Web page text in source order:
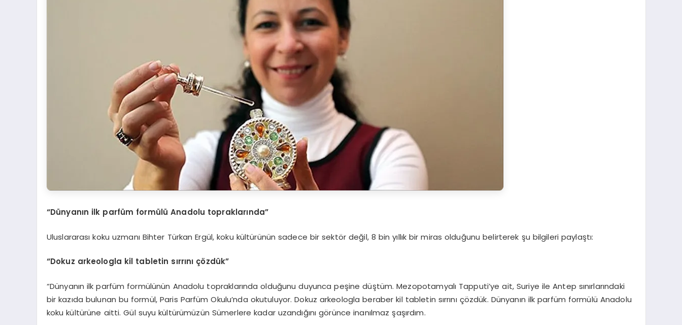
“Dünyanın ilk parfüm formülü Anadolu topraklarında”
Uluslararası koku uzmanı Bihter Türkan Ergül, koku kültürünün sadece bir sektör değil, 8 bin yıllık bir miras olduğunu belirterek şu bilgileri paylaştı:
“Dokuz arkeologla kil tabletin sırrını çözdük”
“Dünyanın ilk parfüm formülünün Anadolu topraklarında olduğunu duyunca peşine düştüm. Mezopotamyalı Tapputi’ye ait, Suriye ile Antep sınırlarındaki
bir kazıda bulunan bu formül, Paris Parfüm Okulu’nda okutuluyor. Dokuz arkeologla beraber kil tabletin sırrını çözdük. Dünyanın ilk parfüm formülü Anadolu
koku kültürüne aitti. Gül suyu kültürümüzün Sümerlere kadar uzandığını görünce inanılmaz şaşırdım.